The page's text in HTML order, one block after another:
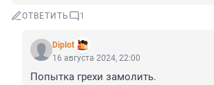
ОТВЕТИТЬ 1
Diplot
16 августа 2024, 22:00
Попытка грехи замолить.